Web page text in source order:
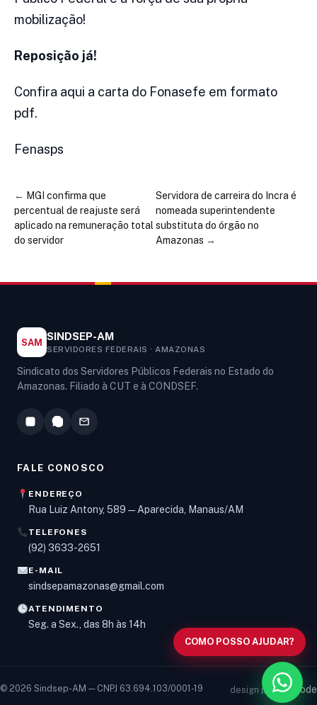
mobilização!
Reposição já!
Confira aqui a carta do Fonasefe em formato
pdf.
Fenasps
← MGI confirma que
percentual de reajuste será
aplicado na remuneração total
do servidor
Servidora de carreira do Incra é
nomeada superintendente
substituta do órgão no
Amazonas →
SAM SINDSEP-AM
SERVIDORES FEDERAIS · AMAZONAS
Sindicato dos Servidores Públicos Federais no Estado do
Amazonas. Filiado à CUT e à CONDSEF.
FALE CONOSCO
ENDEREÇO
Rua Luiz Antony, 589 — Aparecida, Manaus/AM
TELEFONES
(92) 3633-2651
E-MAIL
sindsepamazonas@gmail.com
ATENDIMENTO
Seg. a Sex., das 8h às 14h
© 2026 Sindsep-AM — CNPJ 63.694.103/0001-19 design porvancode
COMO POSSO AJUDAR?
Olá! Digite um assunto e vou buscar em nossas